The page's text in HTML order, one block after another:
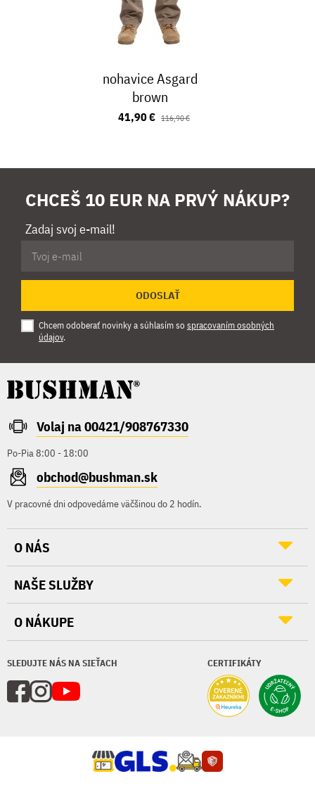
nohavice Asgard
brown
41,90 € 116,90 €
CHCEŠ 10 EUR NA PRVÝ NÁKUP?
Zadaj svoj e-mail!
ODOSLAŤ
Chcem odoberať novinky a súhlasím so spracovaním osobných
údajov.
Volaj na 00421/908767330
Po-Pia 8:00 - 18:00
obchod@bushman.sk
V pracovné dni odpovedáme väčšinou do 2 hodín.
SLEDUJTE NÁS NA SIEŤACH CERTIFIKÁTY
O NÁS
NAŠE SLUŽBY
O NÁKUPE